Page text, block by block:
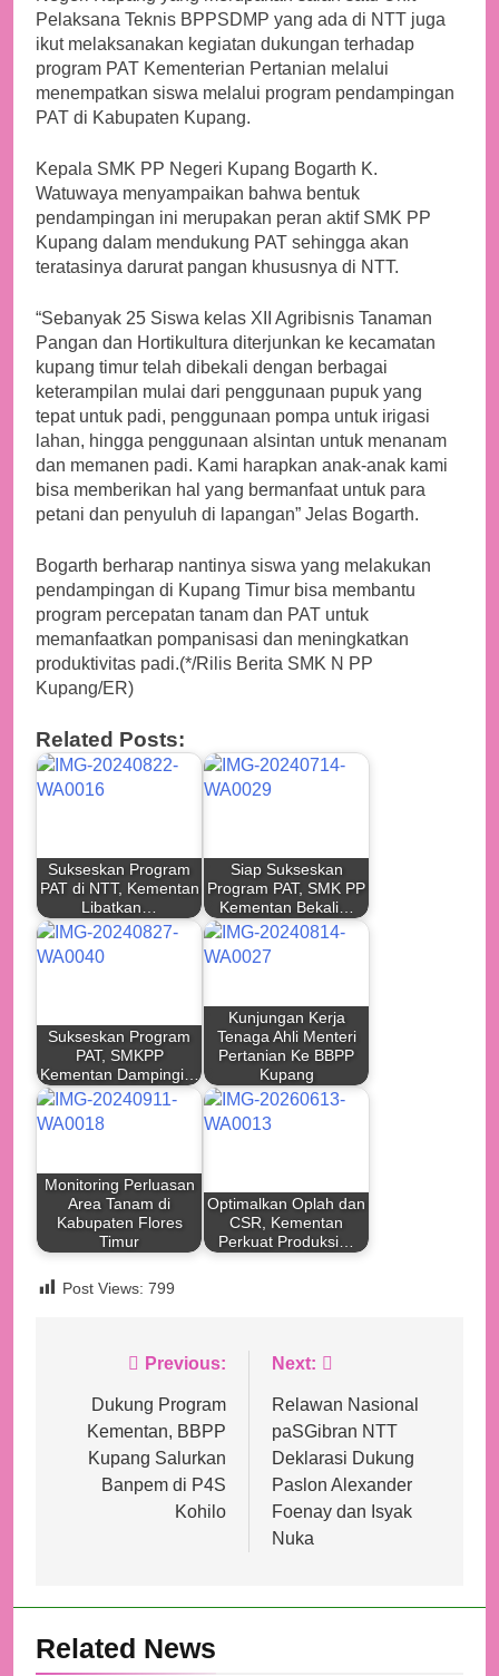
Pelaksana Teknis BPPSDMP yang ada di NTT juga
ikut melaksanakan kegiatan dukungan terhadap
program PAT Kementerian Pertanian melalui
menempatkan siswa melalui program pendampingan
PAT di Kabupaten Kupang.
Kepala SMK PP Negeri Kupang Bogarth K.
Watuwaya menyampaikan bahwa bentuk
pendampingan ini merupakan peran aktif SMK PP
Kupang dalam mendukung PAT sehingga akan
teratasinya darurat pangan khususnya di NTT.
“Sebanyak 25 Siswa kelas XII Agribisnis Tanaman
Pangan dan Hortikultura diterjunkan ke kecamatan
kupang timur telah dibekali dengan berbagai
keterampilan mulai dari penggunaan pupuk yang
tepat untuk padi, penggunaan pompa untuk irigasi
lahan, hingga penggunaan alsintan untuk menanam
dan memanen padi. Kami harapkan anak-anak kami
bisa memberikan hal yang bermanfaat untuk para
petani dan penyuluh di lapangan” Jelas Bogarth.
Bogarth berharap nantinya siswa yang melakukan
pendampingan di Kupang Timur bisa membantu
program percepatan tanam dan PAT untuk
memanfaatkan pompanisasi dan meningkatkan
produktivitas padi.(*/Rilis Berita SMK N PP
Kupang/ER)
Related Posts:
Sukseskan Program
PAT di NTT, Kementan
Libatkan…
Siap Sukseskan
Program PAT, SMK PP
Kementan Bekali…
Sukseskan Program
PAT, SMKPP
Kementan Dampingi…
Kunjungan Kerja
Tenaga Ahli Menteri
Pertanian Ke BBPP
Kupang
Monitoring Perluasan
Area Tanam di
Kabupaten Flores
Timur
Optimalkan Oplah dan
CSR, Kementan
Perkuat Produksi…
Post Views: 799
Navigasi
pos
Previous:
Dukung Program
Kementan, BBPP
Kupang Salurkan
Banpem di P4S
Kohilo
Next:
Relawan Nasional
paSGibran NTT
Deklarasi Dukung
Paslon Alexander
Foenay dan Isyak
Nuka
Related News